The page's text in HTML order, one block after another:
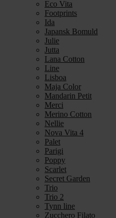
Eco Vita
Footprints
Ida
Japansk Bomuld
Julie
Jutta
Lana Cotton
Line
Lisboa
Maja Color
Mandarin Petit
Merci
Merino Cotton
Nellie
Nova Vita 4
Palet
Parigi
Poppy
Scarlet
Secret Garden
Trio
Trio 2
Tynn line
Zucchero Filato